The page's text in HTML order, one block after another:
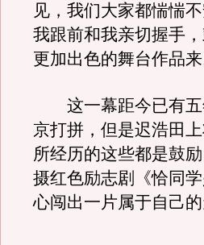
见，我们大家都惴惴
我跟前和我亲切握手
更加出色的舞台作品来
这一幕距今已有五
京打拼，但是迟浩田
所经历的这些都是鼓
摄红色励志剧《恰同
心闯出一片属于自己的